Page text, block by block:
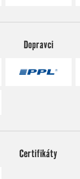
Dopravci
Certifikáty